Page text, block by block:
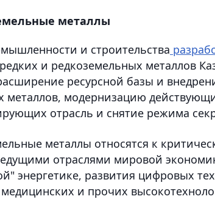
металлы
и строительства
и редкоземельных металлов
ресурсной базы и
металлов, модернизацию
отрасль и снятие режима
металлы относятся к
отраслями мировой
энергетике, развития цифровых
и прочих